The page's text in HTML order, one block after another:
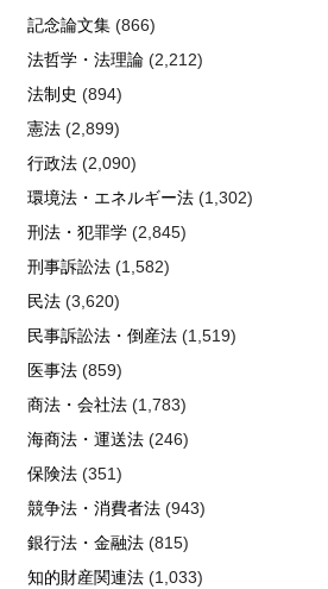
記念論文集(866)
法哲学・法理論(2,212)
法制史 (894)
憲法(2,899)
行政法(2,090)
環境法・エネルギー法(1,302)
刑法・犯罪学(2,845)
刑事訴訟法(1,582)
民法(3,620)
民事訴訟法・倒産法(1,519)
医事法(859)
商法・会社法(1,783)
海商法・運送法(246)
保険法(351)
競争法・消費者法(943)
銀行法・金融法(815)
知的財産関連法(1,033)